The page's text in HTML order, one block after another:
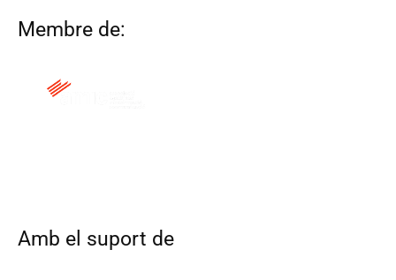
Membre de:
Amb el suport de